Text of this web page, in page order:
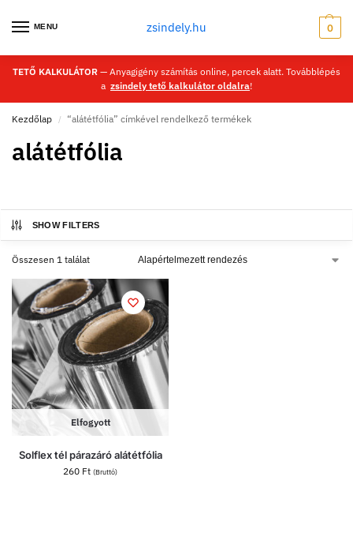
MENU zsindely.hu 0
TETŐ KALKULÁTOR — Anyagigény számítás online, percek alatt. Továbblépés
a zsindely tető kalkulátor oldalra!
Kezdőlap / “alátétfólia” címkével rendelkező termékek
alátétfólia
SHOW FILTERS
Összesen 1 találat
Elfogyott
Solflex tél párazáró alátétfólia
260 Ft (Bruttó)